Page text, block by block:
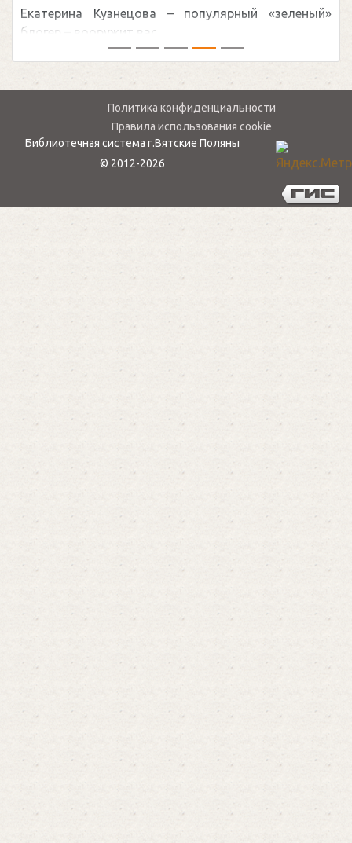
Екатерина Кузнецова – популярный «зеленый»
блогер – вооружит вас ...
Политика конфиденциальности
Правила использования cookie
Библиотечная система г.Вятские Поляны
© 2012-2026